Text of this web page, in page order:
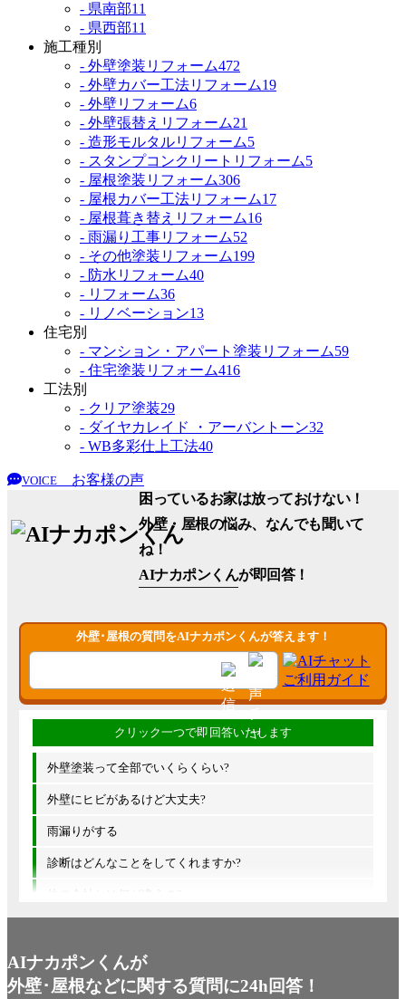
- 県南部11
- 県西部11
施工種別
- 外壁塗装リフォーム472
- 外壁カバー工法リフォーム19
- 外壁リフォーム6
- 外壁張替えリフォーム21
- 造形モルタルリフォーム5
- スタンプコンクリートリフォーム5
- 屋根塗装リフォーム306
- 屋根カバー工法リフォーム17
- 屋根葺き替えリフォーム16
- 雨漏り工事リフォーム52
- その他塗装リフォーム199
- 防水リフォーム40
- リフォーム36
- リノベーション13
住宅別
- マンション・アパート塗装リフォーム59
- 住宅塗装リフォーム416
工法別
- クリア塗装29
- ダイヤカレイド ・アーバントーン32
- WB多彩仕上工法40
VOICE
お客様の声
困っているお家は放っておけない！
外壁・屋根の悩み、なんでも聞いて
ね！
AIナカポンくんが即回答！
外壁･屋根の質問をAIナカポンくんが答えます！
外壁塗装って全部でいくらくらい?
外壁にヒビがあるけど大丈夫?
雨漏りがする
診断はどんなことをしてくれますか?
他の会社とは何が違うの?
AIナカポンくんが
外壁･屋根などに関する質問に24h回答！